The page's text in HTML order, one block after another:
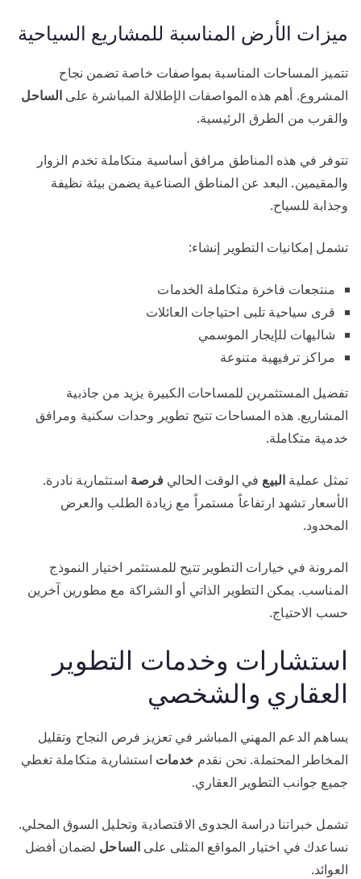
ميزات الأرض المناسبة للمشاريع السياحية
تتميز المساحات المناسبة بمواصفات خاصة تضمن نجاح
المشروع. أهم هذه المواصفات الإطلالة المباشرة على الساحل
والقرب من الطرق الرئيسية.
تتوفر في هذه المناطق مرافق أساسية متكاملة تخدم الزوار
والمقيمين. البعد عن المناطق الصناعية يضمن بيئة نظيفة
وجذابة للسياح.
تشمل إمكانيات التطوير إنشاء:
منتجعات فاخرة متكاملة الخدمات
قرى سياحية تلبى احتياجات العائلات
شاليهات للإيجار الموسمي
مراكز ترفيهية متنوعة
تفضيل المستثمرين للمساحات الكبيرة يزيد من جاذبية
المشاريع. هذه المساحات تتيح تطوير وحدات سكنية ومرافق
خدمية متكاملة.
تمثل عملية البيع في الوقت الحاليفرصة استثمارية نادرة.
الأسعار تشهد ارتفاعاً مستمراً مع زيادة الطلب والعرض
المحدود.
المرونة في خيارات التطوير تتيح للمستثمر اختيار النموذج
المناسب. يمكن التطوير الذاتي أو الشراكة مع مطورين آخرين
حسب الاحتياج.
استشارات وخدمات التطوير
العقاري والشخصي
يساهم الدعم المهني المباشر في تعزيز فرص النجاح وتقليل
المخاطر المحتملة. نحن نقدم خدمات استشارية متكاملة تغطي
جميع جوانب التطوير العقاري.
تشمل خبراتنا دراسة الجدوى الاقتصادية وتحليل السوق المحلي.
نساعدك في اختيار المواقع المثلى على الساحل لضمان أفضل
العوائد.